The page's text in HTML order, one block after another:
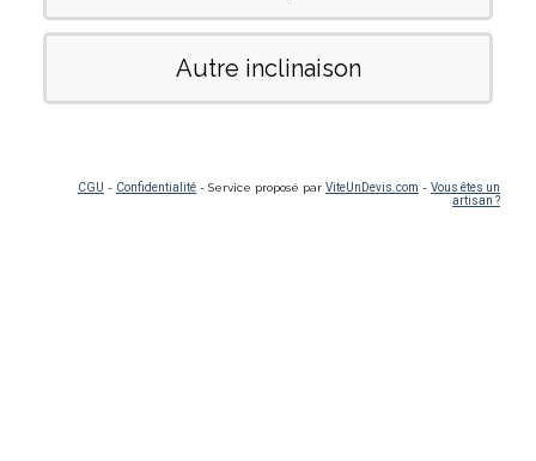
Autre inclinaison
CGU - Confidentialité - Service proposé par ViteUnDevis.com - Vous êtes un
artisan ?